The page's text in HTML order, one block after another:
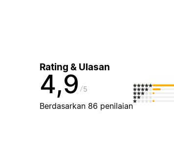
Rating & Ulasan
4,9 5
Berdasarkan 86 penilaian